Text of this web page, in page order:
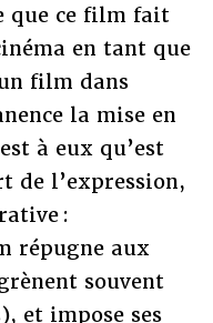
que ce film fait
en tant que
film dans
la mise en
à eux qu’est
de l’expression,
:
répugne aux
souvent
et impose ses